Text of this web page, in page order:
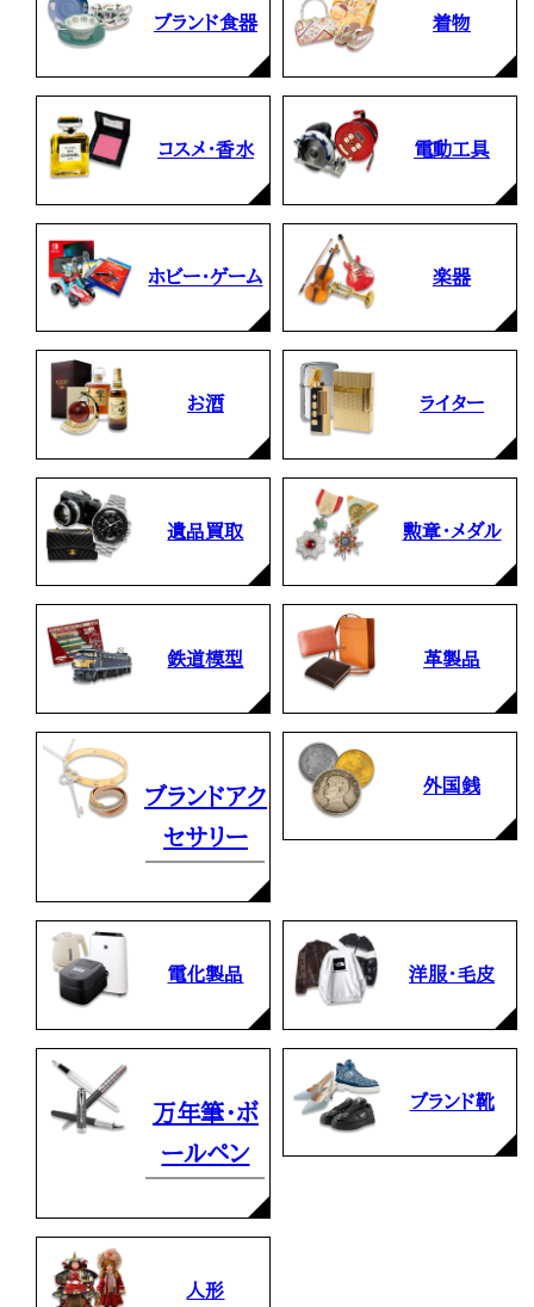
ブランド食器 着物
コスメ・香水 電動工具
ホビー・ゲーム 楽器
お酒 ライター
遺品買取 勲章・メダル
鉄道模型 革製品
ブランドアク
セサリー
外国銭
電化製品 洋服・毛皮
万年筆・ボ
ールペン
ブランド靴
人形